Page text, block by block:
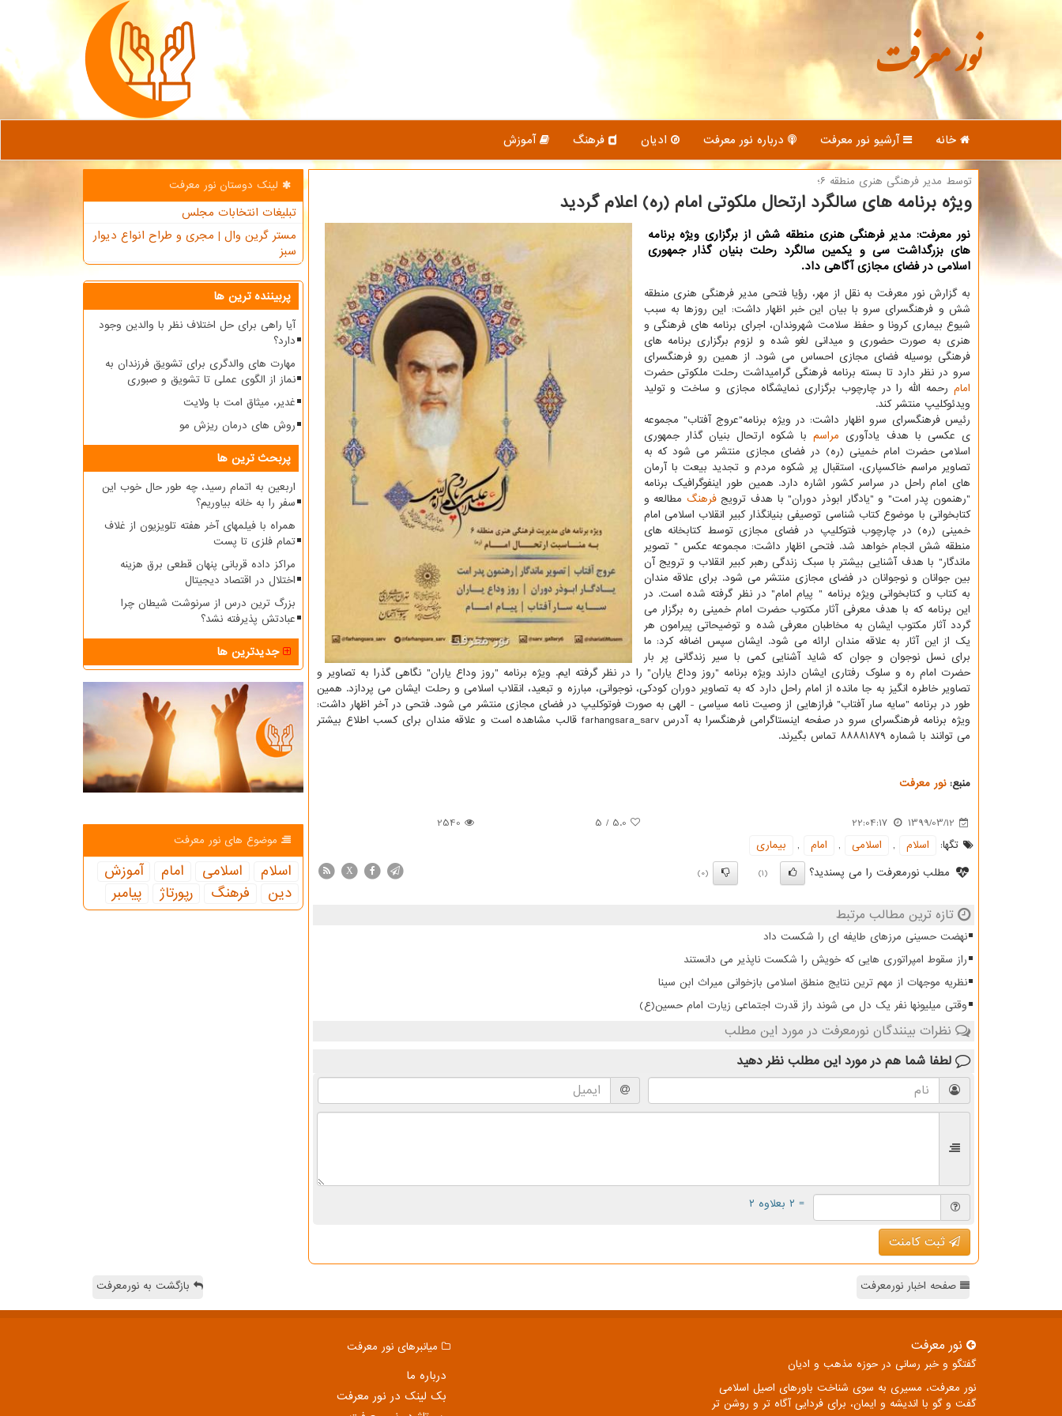
نور معرفت
خانه آرشیو نور معرفت درباره نور معرفت ادیان فرهنگ آموزش
توسط مدیر فرهنگی هنری منطقه ۶؛
ویژه برنامه های سالگرد ارتحال ملكوتی امام (ره) اعلام گردید
نور معرفت: مدیر فرهنگی هنری منطقه شش از برگزاری ویژه برنامه
های بزرگداشت سی و یكمین سالگرد رحلت بنیان گذار جمهوری
اسلامی در فضای مجازی آگاهی داد.
به گزارش نور معرفت به نقل از مهر، رؤیا فتحی مدیر فرهنگی هنری منطقه
شش و فرهنگسرای سرو با بیان این خبر اظهار داشت: این روزها به سبب
شیوع بیماری کرونا و حفظ سلامت شهروندان، اجرای برنامه های فرهنگی و
هنری به صورت حضوری و میدانی لغو شده و لزوم برگزاری برنامه های
فرهنگی بوسیله فضای مجازی احساس می شود. از همین رو فرهنگسرای
سرو در نظر دارد تا بسته برنامه فرهنگی گرامیداشت رحلت ملکوتی حضرت
امام رحمه الله را در چارچوب برگزاری نمایشگاه مجازی و ساخت و تولید
ویدئوکلیپ منتشر کند.
رئیس فرهنگسرای سرو اظهار داشت: در ویژه برنامه"عروج آفتاب" مجموعه
ی عکسی با هدف یادآوری مراسمبا شکوه ارتحال بنیان گذار جمهوری
اسلامی حضرت امام خمینی (ره) در فضای مجازی منتشر می شود که به
تصاویر مراسم خاکسپاری، استقبال پر شکوه مردم و تجدید بیعت با آرمان
های امام راحل در سراسر کشور اشاره دارد. همین طور اینفوگرافیک برنامه
"رهنمون پدر امت" و "یادگار ابوذر دوران" با هدف ترویجفرهنگ مطالعه و
کتابخوانی با موضوع کتاب شناسی توصیفی بنیانگذار کبیر انقلاب اسلامی امام
خمینی (ره) در چارچوب فتوکلیپ در فضای مجازی توسط کتابخانه های
منطقه شش انجام خواهد شد. فتحی اظهار داشت: مجموعه عکس " تصویر
ماندگار" با هدف آشنایی بیشتر با سبک زندگی رهبر کبیر انقلاب و ترویج آن
بین جوانان و نوجوانان در فضای مجازی منتشر می شود. برای علاقه مندان
به کتاب و کتابخوانی ویژه برنامه " پیام امام" در نظر گرفته شده است. در
این برنامه که با هدف معرفی آثار مکتوب حضرت امام خمینی ره برگزار می
گردد آثار مکتوب ایشان به مخاطبان معرفی شده و توضیحاتی پیرامون هر
یک از این آثار به علاقه مندان ارائه می شود. ایشان سپس اضافه کرد: ما
برای نسل نوجوان و جوان که شاید آشنایی کمی با سیر زندگانی پر بار
حضرت امام ره و سلوک رفتاری ایشان دارند ویژه برنامه "روز وداع یاران" را در نظر گرفته ایم. ویژه برنامه "روز وداع یاران" نگاهی گذرا به تصاویر و
تصاویر خاطره انگیز به جا مانده از امام راحل دارد که به تصاویر دوران کودکی، نوجوانی، مبارزه و تبعید، انقلاب اسلامی و رحلت ایشان می پردازد. همین
طور در برنامه "سایه سار آفتاب" فرازهایی از وصیت نامه سیاسی - الهی به صورت فوتوکلیپ در فضای مجازی منتشر می شود. فتحی در آخر اظهار داشت:
ویژه برنامه فرهنگسرای سرو در صفحه اینستاگرامی فرهنگسرا به آدرس farhangsara_sarv قالب مشاهده است و علاقه مندان برای کسب اطلاع بیشتر
می توانند با شماره ۸۸۸۸۱۸۷۹ تماس بگیرند.
منبع:نور معرفت
1399/03/12
22:04:17
5.0
/
5
2540
تگها:
اسلام , اسلامی , امام ,
بیماری
مطلب نورمعرفت را می پسندید؟
(1)
(0)
X
تازه ترین مطالب مرتبط
نهضت حسینی مرزهای طایفه ای را شکست داد
راز سقوط امپراتوری هایی که خویش را شکست ناپذیر می دانستند
نظریه موجهات از مهم ترین نتایج منطق اسلامی بازخوانی میراث ابن سینا
وقتی میلیونها نفر یک دل می شوند راز قدرت اجتماعی زیارت امام حسین(ع)
نظرات بینندگان نورمعرفت در مورد این مطلب
لطفا شما هم در مورد این مطلب نظر دهید
= ۲ بعلاوه ۲
ثبت کامنت
لینک دوستان نور معرفت
تبلیغات انتخابات مجلس
مستر گرین وال | مجری و طراح انواع دیوار
سبز
پربیننده ترین ها
آیا راهی برای حل اختلاف نظر با والدین وجود
دارد؟
مهارت های والدگری برای تشویق فرزندان به
نماز از الگوی عملی تا تشویق و صبوری
غدیر، میثاق امت با ولایت
روش های درمان ریزش مو
پربحث ترین ها
اربعین به اتمام رسید، چه طور حال خوب این
سفر را به خانه بیاوریم؟
همراه با فیلمهای آخر هفته تلویزیون از غلاف
تمام فلزی تا پست
مراکز داده قربانی پنهان قطعی برق هزینه
اختلال در اقتصاد دیجیتال
بزرگ ترین درس از سرنوشت شیطان چرا
عبادتش پذیرفته نشد؟
جدیدترین ها
موضوع های نور معرفت
اسلام اسلامی امام
آموزش
دین
فرهنگ رپورتاژ پیامبر
صفحه اخبار نورمعرفت بازگشت به نورمعرفت
نور معرفت
گفتگو و خبر رسانی در حوزه مذهب و ادیان
نور معرفت، مسیری به سوی شناخت باورهای اصیل اسلامی
گفت و گو با اندیشه و ایمان، برای فردایی آگاه تر و روشن تر
میانبرهای نور معرفت
درباره ما
بک لینک در نور معرفت